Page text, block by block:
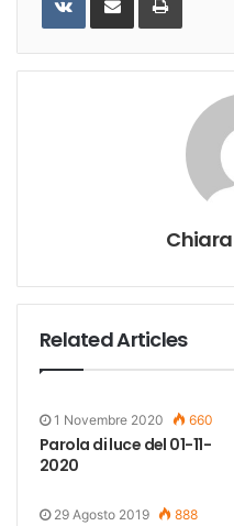
Email
Related Articles
1 Novembre 2020 660
Parola di luce del 01-11-
2020
29 Agosto 2019 888